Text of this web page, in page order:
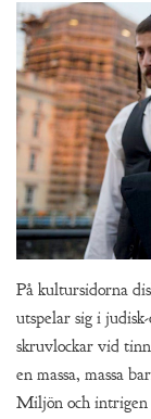
På kultursidorna
utspelar sig i
skruvlockar vid
en massa, massa
Miljön och intrigen